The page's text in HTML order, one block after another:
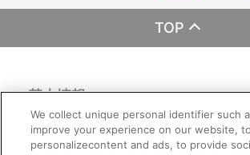
TOP
基本情報
利用規約 特定商取引法に基づく表示 プライバシーポリ
ご利用情報
We collect unique personal identifier such
improve your experience on our website, to
personalizecontent and ads, to provide